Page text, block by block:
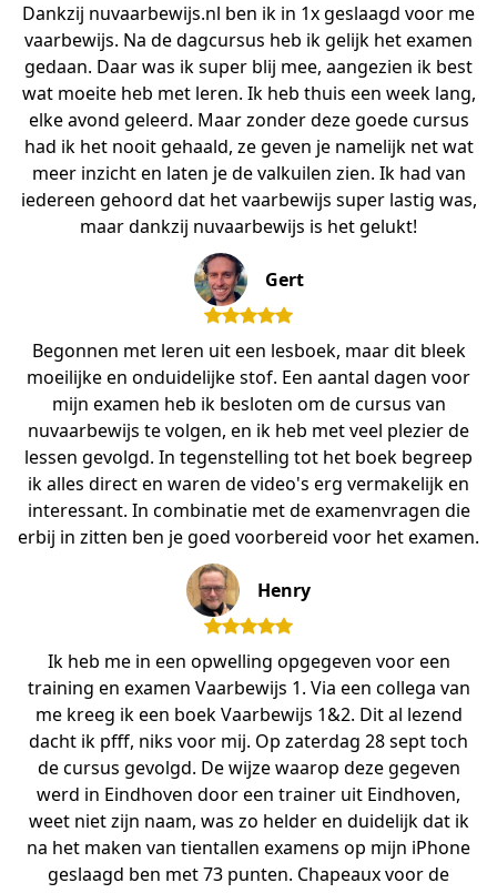
Dankzij nuvaarbewijs.nl ben ik in 1x geslaagd voor me
vaarbewijs. Na de dagcursus heb ik gelijk het examen
gedaan. Daar was ik super blij mee, aangezien ik best
wat moeite heb met leren. Ik heb thuis een week lang,
elke avond geleerd. Maar zonder deze goede cursus
had ik het nooit gehaald, ze geven je namelijk net wat
meer inzicht en laten je de valkuilen zien. Ik had van
iedereen gehoord dat het vaarbewijs super lastig was,
maar dankzij nuvaarbewijs is het gelukt!
Gert
Begonnen met leren uit een lesboek, maar dit bleek
moeilijke en onduidelijke stof. Een aantal dagen voor
mijn examen heb ik besloten om de cursus van
nuvaarbewijs te volgen, en ik heb met veel plezier de
lessen gevolgd. In tegenstelling tot het boek begreep
ik alles direct en waren de video's erg vermakelijk en
interessant. In combinatie met de examenvragen die
erbij in zitten ben je goed voorbereid voor het examen.
Henry
Ik heb me in een opwelling opgegeven voor een
training en examen Vaarbewijs 1. Via een collega van
me kreeg ik een boek Vaarbewijs 1&2. Dit al lezend
dacht ik pfff, niks voor mij. Op zaterdag 28 sept toch
de cursus gevolgd. De wijze waarop deze gegeven
werd in Eindhoven door een trainer uit Eindhoven,
weet niet zijn naam, was zo helder en duidelijk dat ik
na het maken van tientallen examens op mijn iPhone
geslaagd ben met 73 punten. Chapeaux voor de